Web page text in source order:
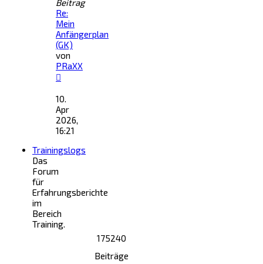
Beitrag
Re:
Mein
Anfängerplan
(GK)
von
PRaXX
Beitrag
10.
Apr
2026,
16:21
Trainingslogs
Das
Forum
für
Erfahrungsberichte
im
Bereich
Training.
175240
Beiträge